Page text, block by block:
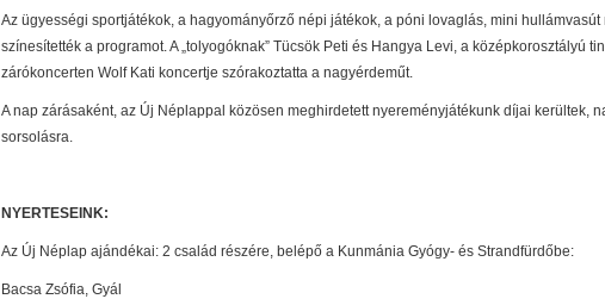
Az ügyességi sportjátékok, a hagyományőrző népi játékok, a póni lovaglás, mini
színesítették a programot. A „tolyogóknak” Tücsök Peti és Hangya Levi, a középkorosztályú
zárókoncerten Wolf Kati koncertje szórakoztatta a nagyérdeműt.
A nap zárásaként, az Új Néplappal közösen meghirdetett nyereményjátékunk díjai kerültek,
sorsolásra.
NYERTESEINK:
Az Új Néplap ajándékai: 2 család részére, belépő a Kunmánia Gyógy- és Strandfürdőbe:
Bacsa Zsófia, Gyál